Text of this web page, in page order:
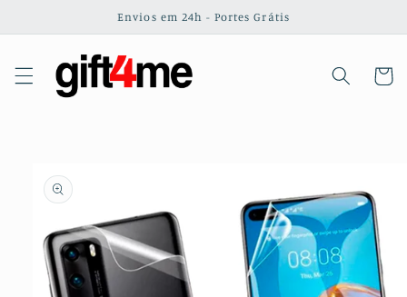
conteúdo
Envios em 24h - Portes Grátis
informação
do produto